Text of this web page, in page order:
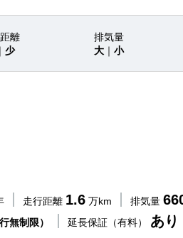
離
｜ 少
排気量
大 ｜ 小
走行距離 1.6 万km 排気量
無制限） 延長保証（有料） あり